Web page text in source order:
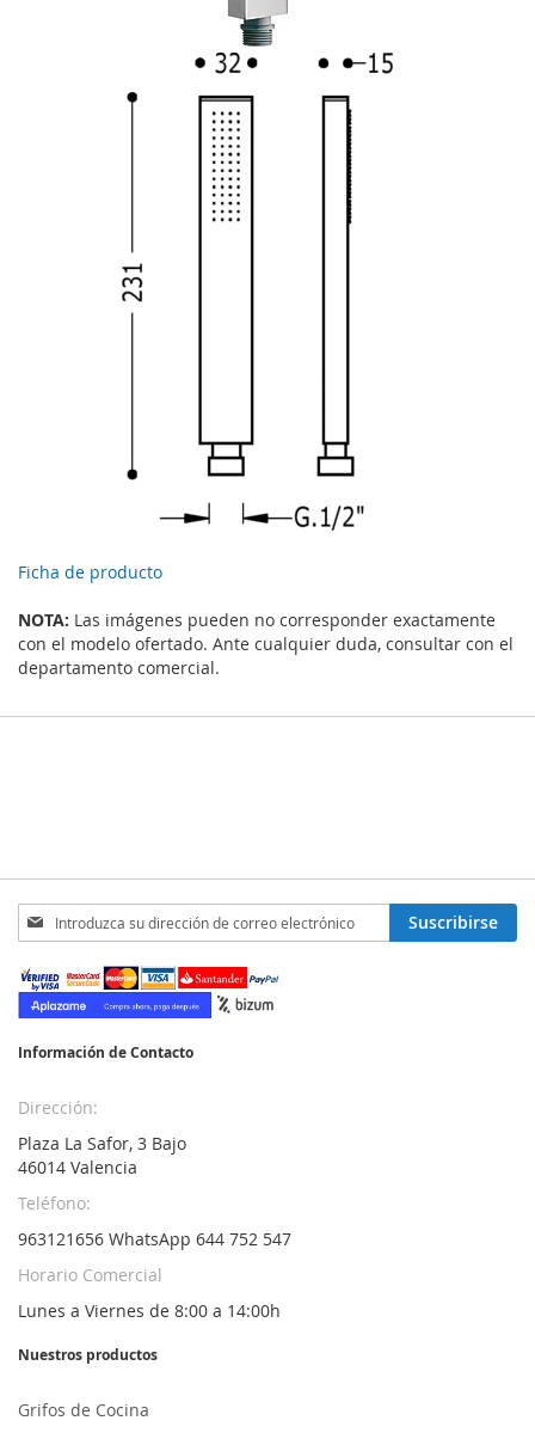
Ficha de producto
NOTA: Las imágenes pueden no corresponder exactamente
con el modelo ofertado. Ante cualquier duda, consultar con el
departamento comercial.
Inscríbase
a
nuestro
boletín
de
Suscribirse
Información de Contacto
Dirección:
Plaza La Safor, 3 Bajo
46014 Valencia
Teléfono:
963121656 WhatsApp 644 752 547
Horario Comercial
Lunes a Viernes de 8:00 a 14:00h
Nuestros productos
Grifos de Cocina